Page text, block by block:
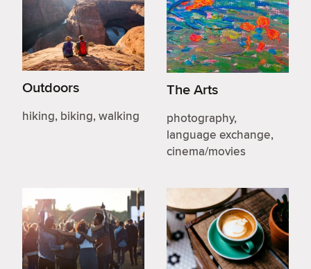
Outdoors
hiking, biking, walking
The Arts
photography,
language exchange,
cinema/movies